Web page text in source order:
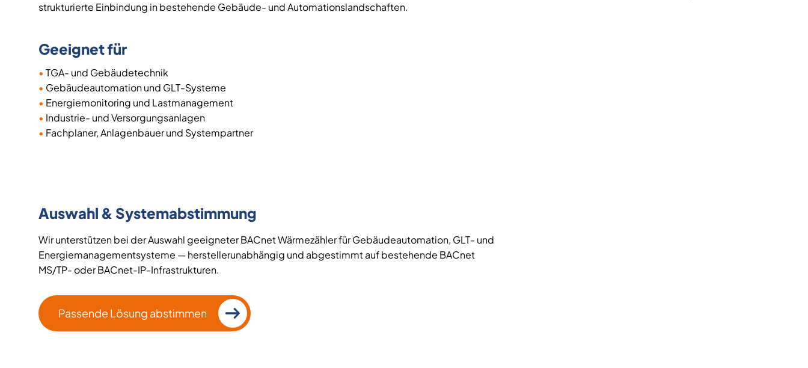
strukturierte Einbindung in bestehende Gebäude- und Automationslandschaften.
Geeignet für
• TGA- und Gebäudetechnik
• Gebäudeautomation und GLT-Systeme
• Energiemonitoring und Lastmanagement
• Industrie- und Versorgungsanlagen
• Fachplaner, Anlagenbauer und Systempartner
Auswahl & Systemabstimmung
Wir unterstützen bei der Auswahl geeigneter BACnet Wärmezähler für Gebäudeautomation, GLT- und
Energiemanagementsysteme — herstellerunabhängig und abgestimmt auf bestehende BACnet
MS/TP- oder BACnet-IP-Infrastrukturen.
Passende Lösung abstimmen